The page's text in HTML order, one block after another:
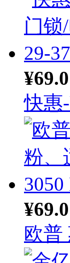
¥69.0
快惠
¥69.0
欧普